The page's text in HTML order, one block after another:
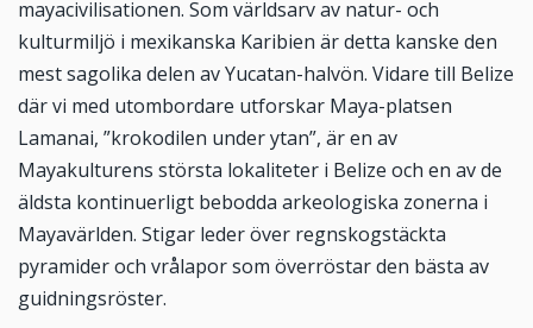
mayacivilisationen. Som världsarv av natur- och
kulturmiljö i mexikanska Karibien är detta kanske den
mest sagolika delen av Yucatan-halvön. Vidare till Belize
där vi med utombordare utforskar Maya-platsen
Lamanai, ”krokodilen under ytan”, är en av
Mayakulturens största lokaliteter i Belize och en av de
äldsta kontinuerligt bebodda arkeologiska zonerna i
Mayavärlden. Stigar leder över regnskogstäckta
pyramider och vrålapor som överröstar den bästa av
guidningsröster.